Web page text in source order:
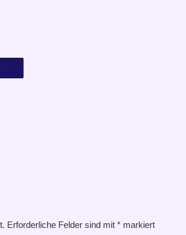
Erforderliche Felder sind mit * markiert